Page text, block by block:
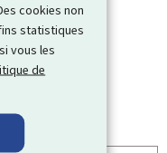
cookies non
statistiques
vous les
de
? *